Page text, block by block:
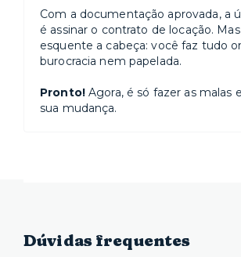
Com a documentação aprovada, a
é assinar o contrato de locação.
esquente a cabeça: você faz tudo
burocracia nem papelada.
Pronto!Agora, é só fazer as malas
sua mudança.
Dúvidas frequentes